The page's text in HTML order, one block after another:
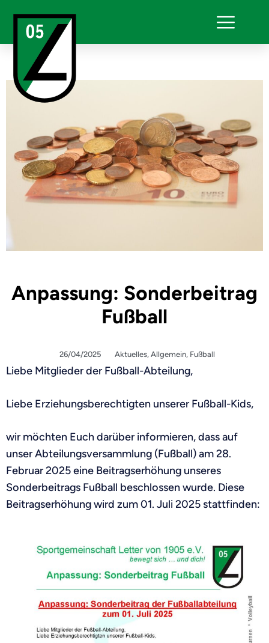
Anpassung: Sonderbeitrag
Fußball
26/04/2025 Aktuelles, Allgemein, Fußball
Liebe Mitglieder der Fußball-Abteilung,
Liebe Erziehungsberechtigten unserer Fußball-Kids,
wir möchten Euch darüber informieren, dass auf
unser Abteilungsversammlung (Fußball) am 28.
Februar 2025 eine Beitragserhöhung unseres
Sonderbeitrags Fußball beschlossen wurde. Diese
Beitragserhöhung wird zum 01. Juli 2025 stattfinden: